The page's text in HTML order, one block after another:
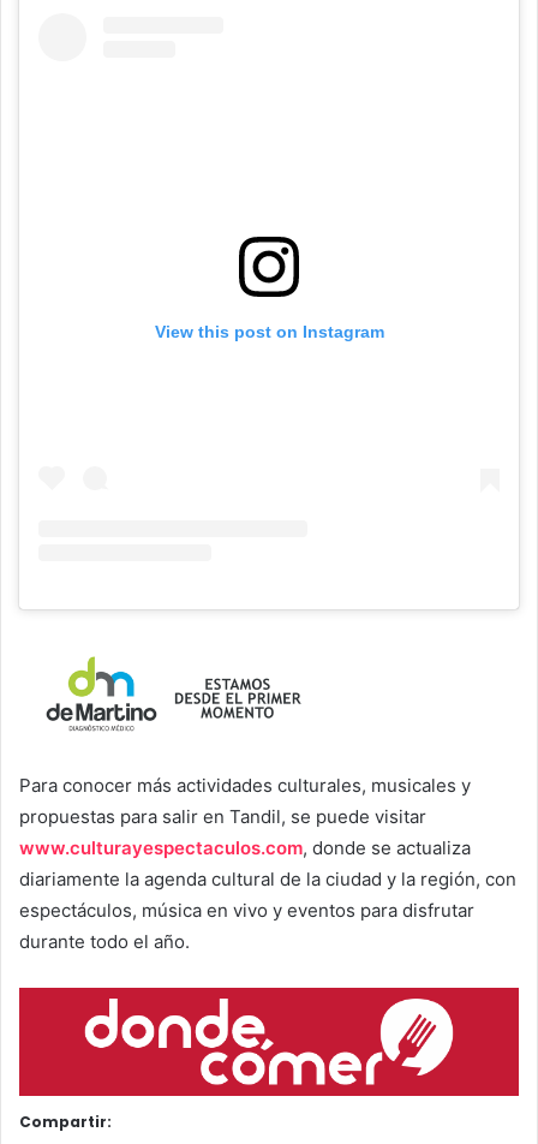
View this post on Instagram
Para conocer más actividades culturales, musicales y
propuestas para salir en Tandil, se puede visitar
www.culturayespectaculos.com, donde se actualiza
diariamente la agenda cultural de la ciudad y la región, con
espectáculos, música en vivo y eventos para disfrutar
durante todo el año.
Compartir: